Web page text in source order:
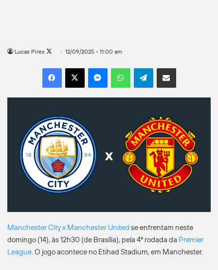
Lucas Pires
Follow
X
12/09/2025 - 11:00 am
Facebook
X MessengerWhatsAppTelegramCompartilhar por e-mail
Manchester City x Manchester United se enfrentam neste
domingo (14), às 12h30 (de Brasília), pela 4ª rodada da Premier
League. O jogo acontece no Etihad Stadium, em Manchester.